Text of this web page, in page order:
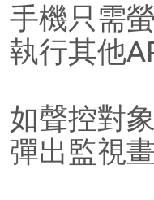
手機只需
執行其他
如聲控對
彈出監視